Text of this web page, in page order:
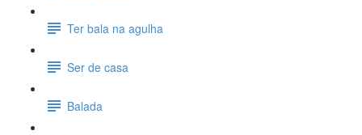
Ter bala na agulha
Ser de casa
Balada